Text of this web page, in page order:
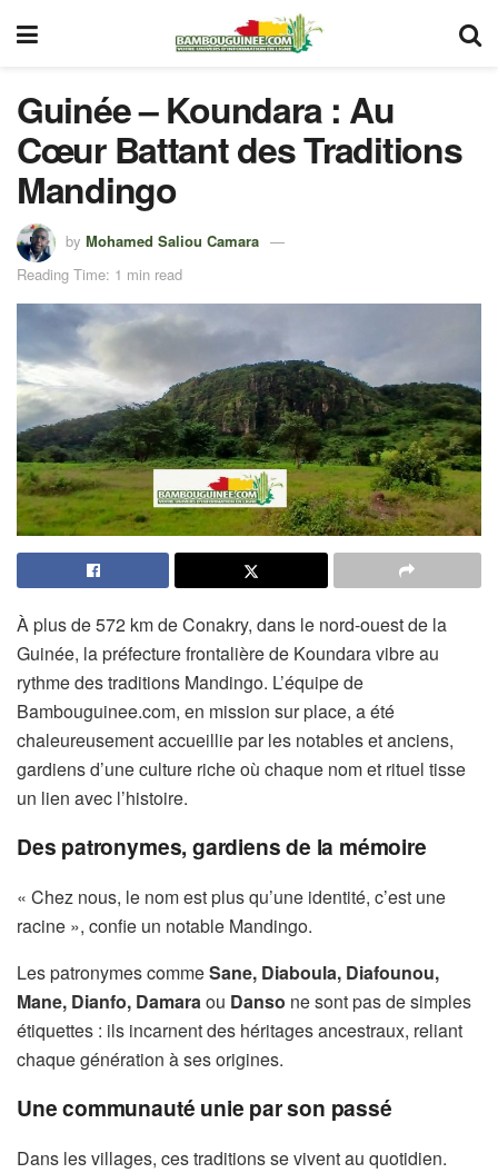
Guinée – Koundara : Au
Cœur Battant des Traditions
Mandingo
by Mohamed Saliou Camara
Reading Time: 1 min read
À plus de 572 km de Conakry, dans le nord-ouest de la
Guinée, la préfecture frontalière de Koundara vibre au
rythme des traditions Mandingo. L’équipe de
Bambouguinee.com, en mission sur place, a été
chaleureusement accueillie par les notables et anciens,
gardiens d’une culture riche où chaque nom et rituel tisse
un lien avec l’histoire.
Des patronymes, gardiens de la mémoire
« Chez nous, le nom est plus qu’une identité, c’est une
racine », confie un notable Mandingo.
Les patronymes commeSane, Diaboula, Diafounou,
Mane, Dianfo, Damaraou Danso ne sont pas de simples
étiquettes : ils incarnent des héritages ancestraux, reliant
chaque génération à ses origines.
Une communauté unie par son passé
Dans les villages, ces traditions se vivent au quotidien.